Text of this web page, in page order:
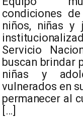
condiciones
niños, niñas y
Servicio
buscan brindar
niñas y
vulnerados en
permanecer al
[…]